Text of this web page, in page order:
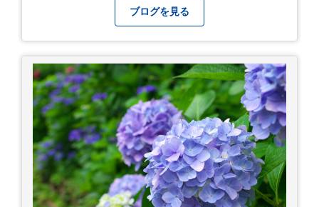
器を購入⇒お昼ご飯⇒鶴岡八幡宮⇒江ノ電で大仏
へ。 江ノ島は時間切れで断念！ 明月院のアジサ
イは白にフチが紫のが特に素敵だと思いました。
中１次男が小学校の修学旅行で鎌倉に行った時に
お昼を食べてお勧めという「玉子焼おざわ」のだ
し巻き卵はとてもおいしかったです。 鶴岡八幡宮
のハスは時期が早かったですが、来月は見事だろ
うなぁ。 それでは、皆さん、梅雨冷えの日もござ
いますが、お元気でお過ごし下さい。
ブログを見る